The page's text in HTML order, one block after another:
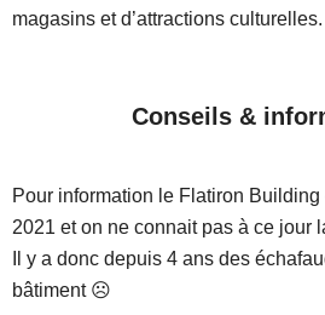
magasins et d’attractions culturelles.
Conseils &
Pour information le Flatiron
2021 et on ne connait pas à ce jour
Il y a donc depuis 4 ans des
bâtiment ☹